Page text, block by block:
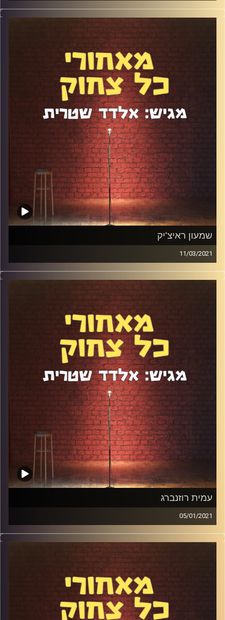
פנו לעצמכם שעה והאזינו לשיחה הנהדרת שהייתה לי עם דודי
ארבלי. היו שם כנות, רגישות, פתיחות וגם לא מעט נוסטלגיה
ומחשבות על העתיד. דיברנו על השנה האחרונה והשינויים
שהיא חוללה, על האתגרים שסטנדאפיסטים מתמודדים איתם
ועל הדרך המעניינת שדודי עשה מסטנדאפיסט בבמות
הפתוחות למי שיש לו מופע יחיד וליינים שהוא מנהל במקביל
לעבודה בסטנדאפ פקטורי. היה אש
קרדיט תמונות:אלדד שטרית
שמעון ראיצ'יק
11/03/2021
הנה זה בא. אחרי עוד הפוגת סגר/קורונה/עוצר מגיע הפרק
ה-93 עם שמעון ראיצ'יק – הסטנדאפיסט עם הכינור. שמעון
הוא קומיקאי מיוחד ונדיר בנוף הסצנה הישראלית. יש לו קצב
משלו, סגנון משלו, ואפילו כינור שאיתו הוא עולה לבמה. דיברנו
על השינויים הגדולים שהוא עבר בשנה האחרונה, על ההורות
המתקרבת, על מדע, כתיבה ועוד.
קרדיט תמונות:אלדד שטרית
עמית רוזנברג
05/01/2021
עמית רוזנברג גילה שסטנדאפ הוא הייעוד שלו בחיים רק בגיל
37, ומאז הוא עובד בלי הפסקה. דיברנו על מוסר העבודה
המטורף שלו, כל כתיבה בזמנים קבועים, חימומים, השפעות
הקורונה ועוד מלא. קבלו את פרק #92
קרדיט תמונות: אלדד שטרית